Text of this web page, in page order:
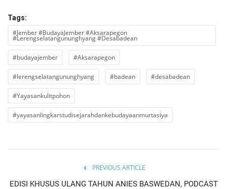
Tags:
#Jember #BudayaJember #Aksarapegon
#Lerengselatangununghyang #Desabadean
#budayajember #Aksarapegon
#lerengselatangununghyang #badean #desabadean
#Yayasankulitpohon
#yayasanlingkarstudisejarahdankebudayaanmurtasiya
PREVIOUS ARTICLE
EDISI KHUSUS ULANG TAHUN ANIES BASWEDAN, PODCAST